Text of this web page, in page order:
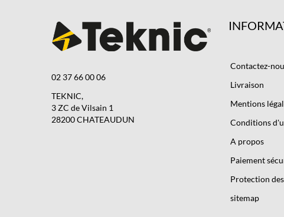
02 37 66 00 06
TEKNIC,
3 ZC de Vilsain 1
28200 CHATEAUDUN
Contactez-
Livraison
Mentions
Conditions
A propos
Paiement
Protection
sitemap